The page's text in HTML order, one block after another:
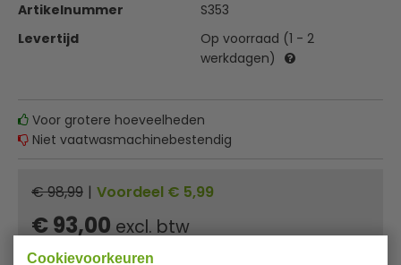
Cookievoorkeuren
Artikelnummer
S353
Levertijd
Op voorraad (1 - 2
werkdagen)
Voor grotere hoeveelheden
Niet vaatwasmachinebestendig
€ 98,99 | Voordeel € 5,99
€ 93,00 excl. btw
€112,53 incl. btw